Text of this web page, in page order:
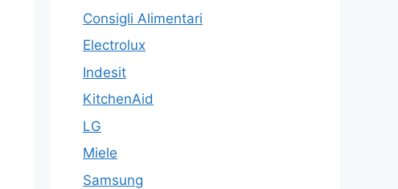
Consigli Alimentari
Electrolux
Indesit
KitchenAid
LG
Miele
Samsung